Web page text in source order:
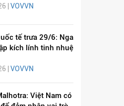
|VOVVN
tế trưa 29/6: Nga
kích lính tinh nhuệ
| VOVVN
Việt Nam có